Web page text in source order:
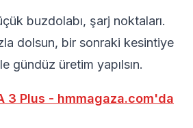
buzdolabı, şarj noktaları.
dolsun, bir sonraki kesintiye
gündüz üretim yapılsın.
3 Plus - hmmagaza.com'da